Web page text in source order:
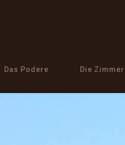
Das Podere Die Zimmer